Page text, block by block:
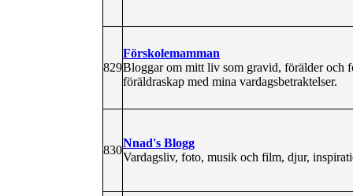
829
Förskolemamman
Bloggar om mitt liv som gravid, förälder och
föräldraskap med mina vardagsbetraktelser.
830
Nnad's Blogg
Vardagsliv, foto, musik och film, djur,